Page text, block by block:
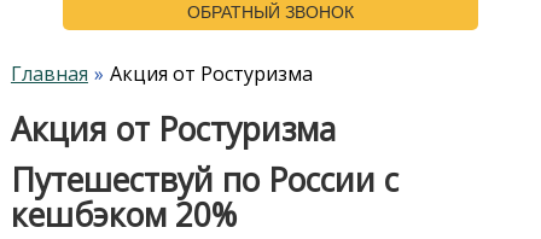
ОБРАТНЫЙ ЗВОНОК
Главная Акция от Ростуризма
Акция от Ростуризма
Путешествуй по России с
кешбэком 20%